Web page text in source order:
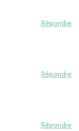
Répondre
Répondre
Répondre